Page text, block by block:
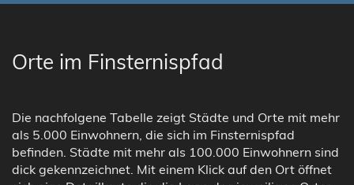
Orte im Finsternispfad
Die nachfolgene Tabelle zeigt Städte und Orte mit mehr
als 5.000 Einwohnern, die sich im Finsternispfad
befinden. Städte mit mehr als 100.000 Einwohnern sind
dick gekennzeichnet. Mit einem Klick auf den Ort öffnet